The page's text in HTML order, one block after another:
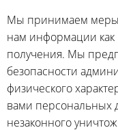
Мы принимаем меры
нам информации как
получения. Мы
безопасности
физического
вами персональных
незаконного